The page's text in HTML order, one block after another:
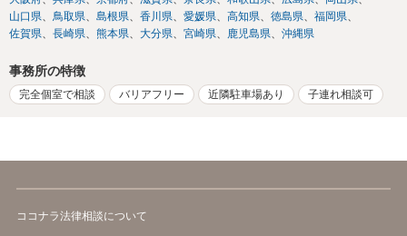
山口県
鳥取県 島根県 香川県 愛媛県 高知県 徳島県
福岡県
佐賀県
長崎県 熊本県 大分県 宮崎県 鹿児島県 沖縄県
事務所の特徴
完全個室で相談 バリアフリー 近隣駐車場あり 子連れ相談可
ココナラ法律相談について